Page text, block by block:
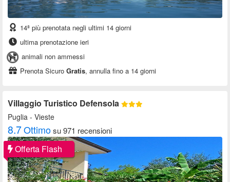
14ª più prenotata negli ultimi 14 giorni
ultima prenotazione ieri
animali non ammessi
Prenota Sicuro Gratis, annulla fino a 14 giorni
Villaggio Turistico Defensola
Puglia - Vieste
8.7Ottimosu 971 recensioni
Offerta Flash